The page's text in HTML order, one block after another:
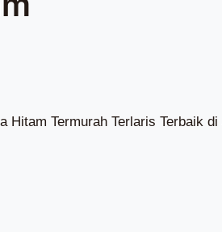
Termurah Terlaris Terbaik